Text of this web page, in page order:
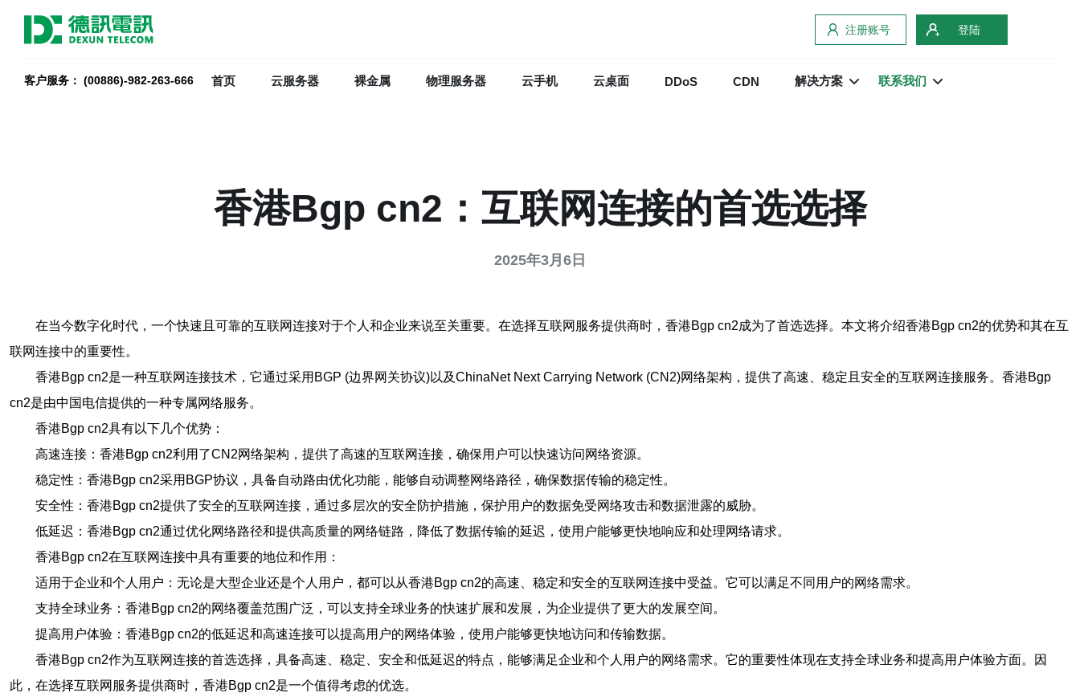
注册账号 登陆
客户服务： (00886)-982-263-666 首页 云服务器 裸金属 物理服务器 云手机 云桌面 DDoS CDN 解决方案 联系我们
香港Bgp cn2：互联网连接的首选选择
2025年3月6日
在当今数字化时代，一个快速且可靠的互联网连接对于个人和企业来说至关重要。在选择互联网服务提供商时，香港Bgp cn2成为了首选选择。本文将介绍香港Bgp cn2的优势和其在互
联网连接中的重要性。
香港Bgp cn2是一种互联网连接技术，它通过采用BGP (边界网关协议)以及ChinaNet Next Carrying Network (CN2)网络架构，提供了高速、稳定且安全的互联网连接服务。香港Bgp
cn2是由中国电信提供的一种专属网络服务。
香港Bgp cn2具有以下几个优势：
高速连接：香港Bgp cn2利用了CN2网络架构，提供了高速的互联网连接，确保用户可以快速访问网络资源。
稳定性：香港Bgp cn2采用BGP协议，具备自动路由优化功能，能够自动调整网络路径，确保数据传输的稳定性。
安全性：香港Bgp cn2提供了安全的互联网连接，通过多层次的安全防护措施，保护用户的数据免受网络攻击和数据泄露的威胁。
低延迟：香港Bgp cn2通过优化网络路径和提供高质量的网络链路，降低了数据传输的延迟，使用户能够更快地响应和处理网络请求。
香港Bgp cn2在互联网连接中具有重要的地位和作用：
适用于企业和个人用户：无论是大型企业还是个人用户，都可以从香港Bgp cn2的高速、稳定和安全的互联网连接中受益。它可以满足不同用户的网络需求。
支持全球业务：香港Bgp cn2的网络覆盖范围广泛，可以支持全球业务的快速扩展和发展，为企业提供了更大的发展空间。
提高用户体验：香港Bgp cn2的低延迟和高速连接可以提高用户的网络体验，使用户能够更快地访问和传输数据。
香港Bgp cn2作为互联网连接的首选选择，具备高速、稳定、安全和低延迟的特点，能够满足企业和个人用户的网络需求。它的重要性体现在支持全球业务和提高用户体验方面。因
此，在选择互联网服务提供商时，香港Bgp cn2是一个值得考虑的优选。